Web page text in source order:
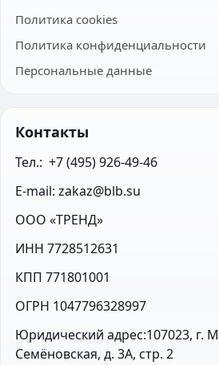
Политика cookies
Политика конфиденциальности
Персональные данные
Контакты
Тел.:  +7 (495) 926-49-46
E-mail: zakaz@blb.su
ООО «ТРЕНД»
ИНН 7728512631
КПП 771801001
ОГРН 1047796328997
Юридический адрес:107023, г.
Семёновская, д. 3А, стр. 2